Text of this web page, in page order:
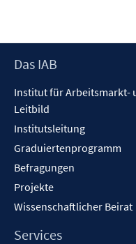
Footer
Das IAB
Institut für Arbeitsmarkt-
Leitbild
Institutsleitung
Graduiertenprogramm
Befragungen
Projekte
Wissenschaftlicher Beirat
Services